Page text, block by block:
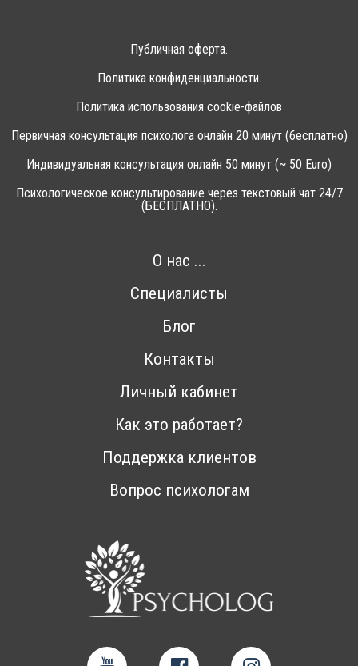
Публичная оферта.
Политика конфиденциальности.
Политика использования cookie-файлов
Первичная консультация психолога онлайн 20 минут (бесплатно)
Индивидуальная консультация онлайн 50 минут (~ 50 Euro)
Психологическое консультирование через текстовый чат 24/7
(БЕСПЛАТНО).
О нас ...
Специалисты
Блог
Контакты
Личный кабинет
Как это работает?
Поддержка клиентов
Вопрос психологам